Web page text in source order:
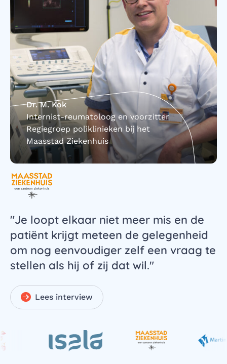
Dr. M. Kok
Internist-reumatoloog en voorzitter
Regiegroep poliklinieken bij het
Maasstad Ziekenhuis
"Je loopt elkaar niet meer mis en de
patiënt krijgt meteen de gelegenheid
om nog eenvoudiger zelf een vraag te
stellen als hij of zij dat wil."
Lees interview